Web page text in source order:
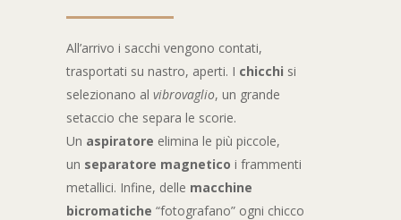
All’arrivo i sacchi vengono contati,
trasportati su nastro, aperti. I chicchi si
selezionano al vibrovaglio, un grande
setaccio che separa le scorie.
Un aspiratore elimina le più piccole,
un separatore magnetico i frammenti
metallici. Infine, delle macchine
bicromatiche “fotografano” ogni chicco